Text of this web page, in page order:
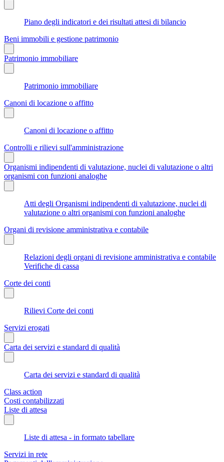
Piano degli indicatori e dei risultati attesi di bilancio
Beni immobili e gestione patrimonio
Patrimonio immobiliare
Patrimonio immobiliare
Canoni di locazione o affitto
Canoni di locazione o affitto
Controlli e rilievi sull'amministrazione
Organismi indipendenti di valutazione, nuclei di valutazione o altri
organismi con funzioni analoghe
Atti degli Organismi indipendenti di valutazione, nuclei di
valutazione o altri organismi con funzioni analoghe
Organi di revisione amministrativa e contabile
Relazioni degli organi di revisione amministrativa e contabile
Verifiche di cassa
Corte dei conti
Rilievi Corte dei conti
Servizi erogati
Carta dei servizi e standard di qualità
Carta dei servizi e standard di qualità
Class action
Costi contabilizzati
Liste di attesa
Liste di attesa - in formato tabellare
Servizi in rete